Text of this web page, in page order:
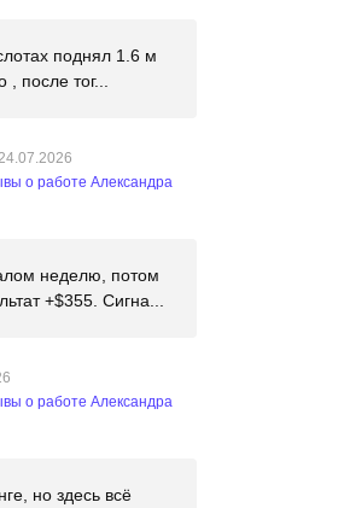
поднял 1.6 м
, после тог...
о работе Александра
неделю, потом
+$355. Сигна...
о работе Александра
но здесь всё